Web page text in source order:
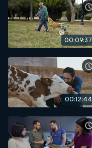
00:09:37
00:12:44